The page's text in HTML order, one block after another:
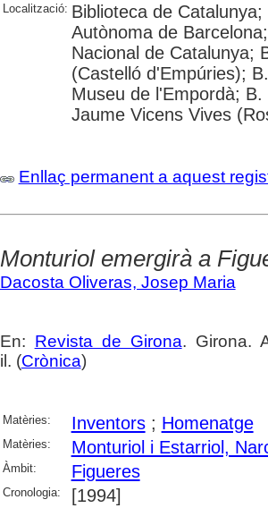
Localització: Biblioteca de
Autònoma de
Nacional de Catalunya;
(Castelló d'Empúries);
Museu de l'Empordà;
Jaume Vicens Vives
Enllaç permanent a aquest
Monturiol emergirà a
Dacosta Oliveras, Josep Maria
En: Revista de Girona. Girona.
il. (Crònica)
Matèries: Inventors; Homenatge
Matèries: Monturiol i Estarriol,
Àmbit: Figueres
Cronologia: [1994]